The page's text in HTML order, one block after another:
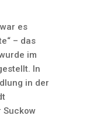
es
– das
im
In
in der
Suckow